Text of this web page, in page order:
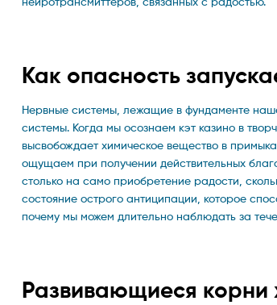
Как опасность
Нервные системы, лежащие в фундаменте
системы. Когда мы осознаем кэт казино в
высвобождает химическое вещество в
ощущаем при получении действительных
столько на само приобретение радости,
состояние острого антиципации, которое
почему мы можем длительно наблюдать за
Развивающиеся корни